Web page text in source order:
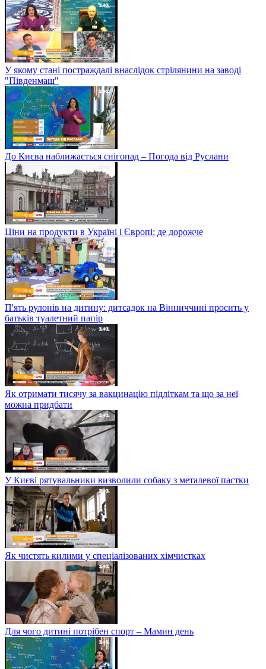
У якому стані постраждалі внаслідок стрілянини на заводі
"Південмаш"
До Києва наближається снігопад – Погода від Руслани
Ціни на продукти в Україні і Європі: де дорожче
П'ять рулонів на дитину: дитсадок на Вінниччині просить у
батьків туалетний папір
Як отримати тисячу за вакцинацію підліткам та що за неї
можна придбати
У Києві рятувальники визволили собаку з металевої пастки
Як чистять килими у спеціалізованих хімчистках
Для чого дитині потрібен спорт – Мамин день